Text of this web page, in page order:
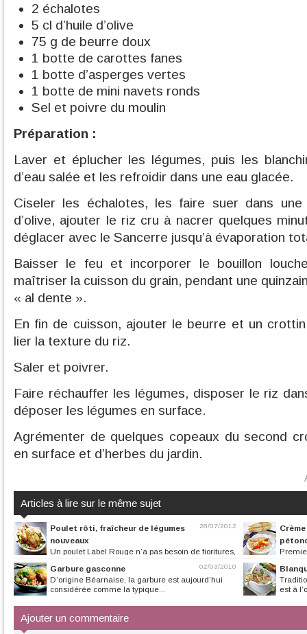
2 échalotes
5 cl d’huile d’olive
75 g de beurre doux
1 botte de carottes fanes
1 botte d’asperges vertes
1 botte de mini navets ronds
Sel et poivre du moulin
Préparation :
Laver et éplucher les légumes, puis les
d’eau salée et les refroidir dans une eau glacée.
Ciseler les échalotes, les faire suer dans une
d’olive, ajouter le riz cru à nacrer quelques
déglacer avec le Sancerre jusqu’à évaporation
Baisser le feu et incorporer le bouillon
maîtriser la cuisson du grain, pendant une
« al dente ».
En fin de cuisson, ajouter le beurre et un
lier la texture du riz.
Saler et poivrer.
Faire réchauffer les légumes, disposer le riz
déposer les légumes en surface.
Agrémenter de quelques copeaux du second
en surface et d’herbes du jardin.
Articles à lire sur le même sujet
28/07/2012
Poulet rôti, fraîcheur de légumes
nouveaux
Un poulet Label Rouge n’a pas besoin de fioritures,
pour révéler l’intégralité...
dès le mois de
02/03/2010
Garbure gasconne
D’origine Béarnaise, la garbure est aujourd’hui
considérée comme la typique...
est à
Ajouter un commentaire